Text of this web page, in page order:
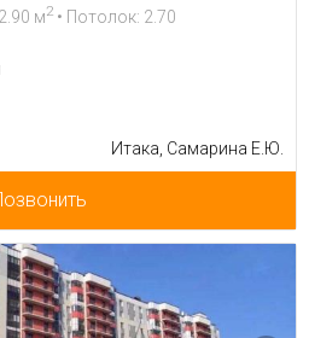
м2 • Потолок: 2.70
Итака, Самарина Е.Ю.